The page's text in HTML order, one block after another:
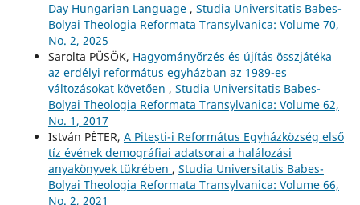
Day Hungarian Language , Studia Universitatis Babes-
Bolyai Theologia Reformata Transylvanica: Volume 70,
No. 2, 2025
Sarolta PÜSÖK, Hagyományőrzés és újítás összjátéka
az erdélyi református egyházban az 1989-es
változásokat követően , Studia Universitatis Babes-
Bolyai Theologia Reformata Transylvanica: Volume 62,
No. 1, 2017
István PÉTER, A Pitești-i Református Egyházközség első
tíz évének demográfiai adatsorai a halálozási
anyakönyvek tükrében , Studia Universitatis Babes-
Bolyai Theologia Reformata Transylvanica: Volume 66,
No. 2, 2021